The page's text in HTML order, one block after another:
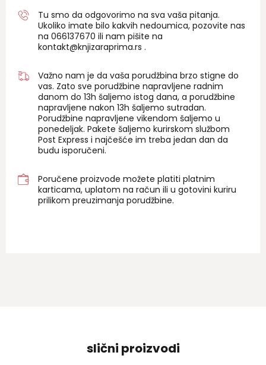
Tu smo da odgovorimo na sva vaša pitanja.
Ukoliko imate bilo kakvih nedoumica, pozovite nas
na 066137670 ili nam pišite na
kontakt@knjizaraprima.rs .
Važno nam je da vaša porudžbina brzo stigne do
vas. Zato sve porudžbine napravljene radnim
danom do 13h šaljemo istog dana, a porudžbine
napravljene nakon 13h šaljemo sutradan.
Porudžbine napravljene vikendom šaljemo u
ponedeljak. Pakete šaljemo kurirskom službom
Post Express i najčešće im treba jedan dan da
budu isporučeni.
Poručene proizvode možete platiti platnim
karticama, uplatom na račun ili u gotovini kuriru
prilikom preuzimanja porudžbine.
slični proizvodi